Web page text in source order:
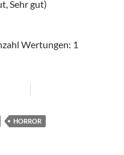
Sehr gut)
Wertungen: 1
HORROR